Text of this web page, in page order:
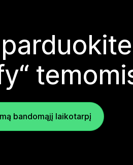
bandomąjį laikotarpį